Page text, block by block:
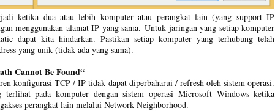
ketika dua atau lebih komputer atau perangkat lain (yang support IP
menggunakan alamat IP yang sama. Untuk jaringan yang setiap komputer
dapat kita hindarkan. Pastikan setiap komputer yang terhubung telah
yang unik (tidak ada yang sama).
Cannot Be Found“
konfigurasi TCP / IP tidak dapat diperbaharui / refresh oleh sistem operasi.
terlihat pada komputer dengan sistem operasi Microsoft Windows ketika
perangkat lain melalui Network Neighborhood.